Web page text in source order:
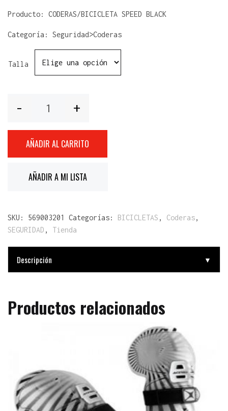
Producto: CODERAS/BICICLETA SPEED BLACK
Categoría: Seguridad>Coderas
Talla
AÑADIR AL CARRITO
AÑADIR A MI LISTA
SKU: 569003201 Categorías: BICICLETAS , Coderas,
SEGURIDAD , Tienda
Descripción ▼
Productos relacionados